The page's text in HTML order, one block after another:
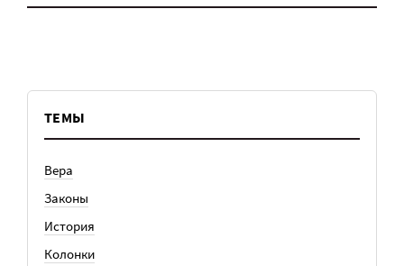
ТЕМЫ
Вера
Законы
История
Колонки